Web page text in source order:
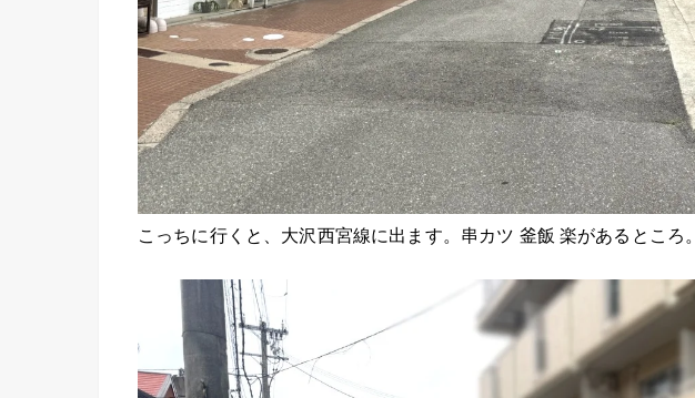
こっちに行くと、大沢西宮線に出ます。串カツ 釜飯 楽があるところ。